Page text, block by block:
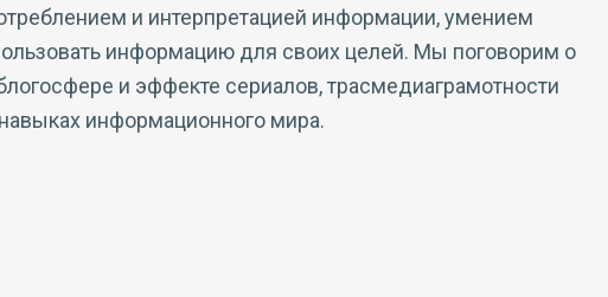
и интерпретацией информации, умением
информацию для своих целей. Мы поговорим о
и эффекте сериалов, трасмедиаграмотности
информационного мира.